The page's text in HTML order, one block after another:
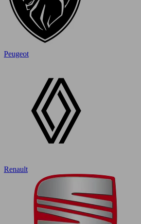
Peugeot
Renault